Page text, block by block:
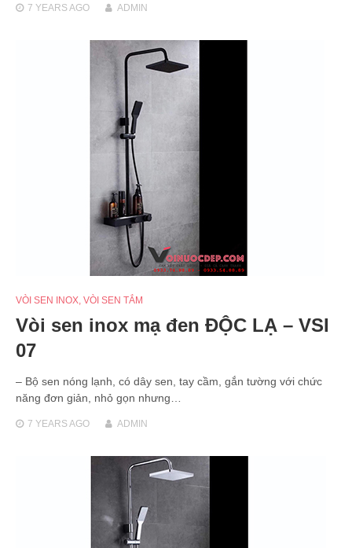
7 YEARSAGO ADMIN
VÒI SEN INOX, VÒI SEN TẮM
Vòi sen inox mạ đen ĐỘC LẠ – VSI
07
– Bộ sen nóng lạnh, có dây sen, tay cầm, gắn tường với chức
năng đơn giản, nhỏ gọn nhưng…
7 YEARSAGO ADMIN